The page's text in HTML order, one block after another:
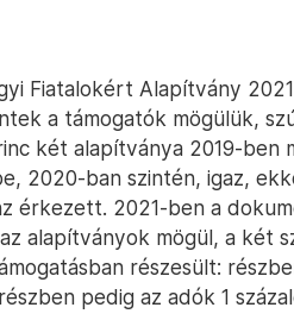
Fiatalokért Alapítvány
a támogatók mögülük,
két alapítványa 2019-ben
2020-ban szintén, igaz,
érkezett. 2021-ben a
alapítványok mögül, a két
részesült:
pedig az adók 1